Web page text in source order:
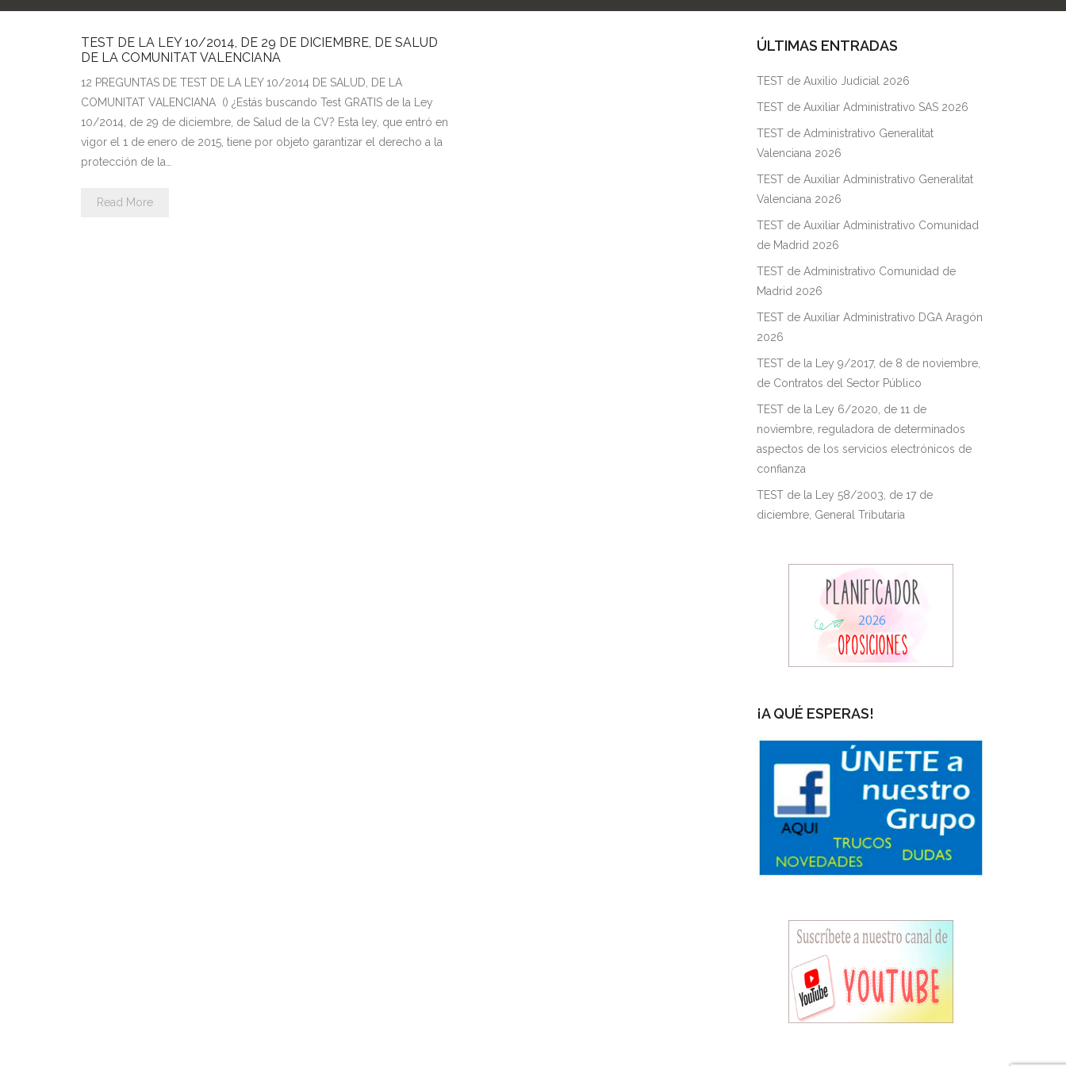
TEST DE LA LEY 10/2014, DE 29 DE DICIEMBRE, DE SALUD
DE LA COMUNITAT VALENCIANA
12 PREGUNTAS DE TEST DE LA LEY 10/2014 DE SALUD, DE LA
COMUNITAT VALENCIANA () ¿Estás buscando Test GRATIS de la Ley
10/2014, de 29 de diciembre, de Salud de la CV? Esta ley, que entró en
vigor el 1 de enero de 2015, tiene por objeto garantizar el derecho a la
protección de la…
Read More
ÚLTIMAS ENTRADAS
TEST de Auxilio Judicial 2026
TEST de Auxiliar Administrativo SAS 2026
TEST de Administrativo Generalitat
Valenciana 2026
TEST de Auxiliar Administrativo Generalitat
Valenciana 2026
TEST de Auxiliar Administrativo Comunidad
de Madrid 2026
TEST de Administrativo Comunidad de
Madrid 2026
TEST de Auxiliar Administrativo DGA Aragón
2026
TEST de la Ley 9/2017, de 8 de noviembre,
de Contratos del Sector Público
TEST de la Ley 6/2020, de 11 de
noviembre, reguladora de determinados
aspectos de los servicios electrónicos de
confianza
TEST de la Ley 58/2003, de 17 de
diciembre, General Tributaria
¡A QUÉ ESPERAS!